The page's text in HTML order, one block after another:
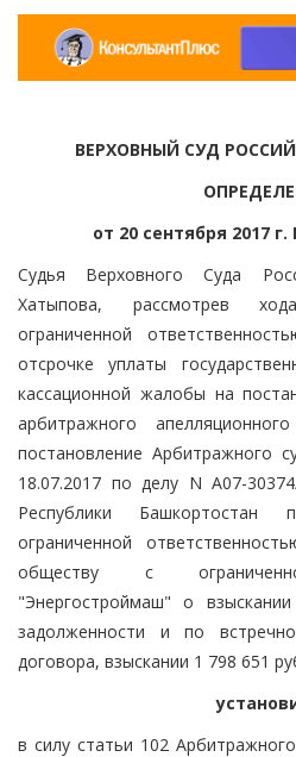
ВЕРХОВНЫЙ СУД
от 20 сентября 2017 г.
Судья Верховного Суда
Хатыпова, рассмотрев
ограниченной
отсрочке уплаты
кассационной жалобы на
арбитражного
постановление Арбитражного
18.07.2017 по делу N А07-
Республики
ограниченной
обществу с
"Энергостроймаш" о
задолженности и по
договора, взыскании 1 798 651
в силу статьи 102